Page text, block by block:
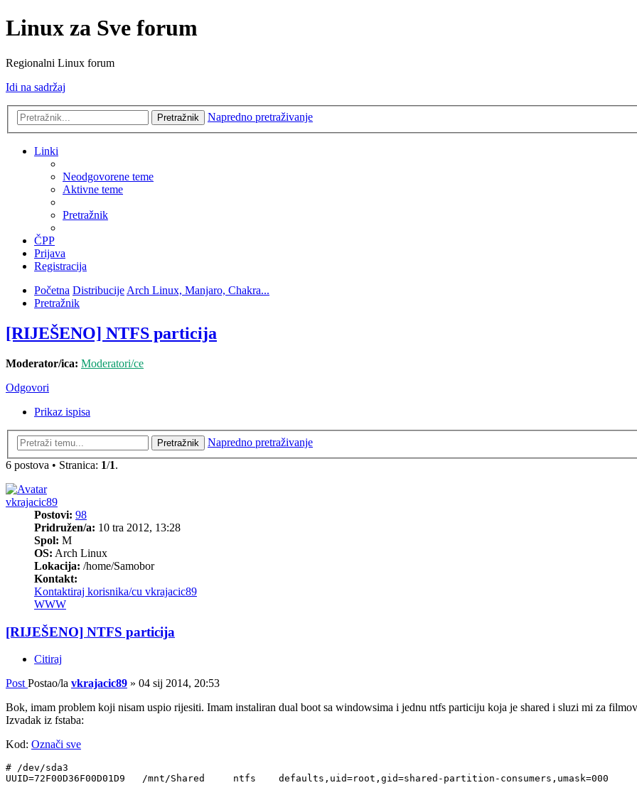
Linux za Sve forum
Regionalni Linux forum
Idi na sadržaj
Pretražnik Napredno pretraživanje
Linki
Neodgovorene teme
Aktivne teme
Pretražnik
ČPP
Prijava
Registracija
Početna DistribucijeArch Linux, Manjaro, Chakra...
Pretražnik
[RIJEŠENO] NTFS particija
Moderator/ica: Moderatori/ce
Odgovori
Prikaz ispisa
Pretražnik
Napredno pretraživanje
6 postova • Stranica: 1/1.
vkrajacic89
Postovi: 98
Pridružen/a: 10 tra 2012, 13:28
Spol: M
OS: Arch Linux
Lokacija: /home/Samobor
Kontakt:
Kontaktiraj korisnika/cu vkrajacic89
WWW
[RIJEŠENO] NTFS particija
Citiraj
Post Postao/la vkrajacic89 » 04 sij 2014, 20:53
Bok, imam problem koji nisam uspio rijesiti. Imam instaliran dual boot sa windowsima i jednu ntfs particiju koja je shared i sluzi mi za
Izvadak iz fstaba:
Kod: Označi sve
# /dev/sda3